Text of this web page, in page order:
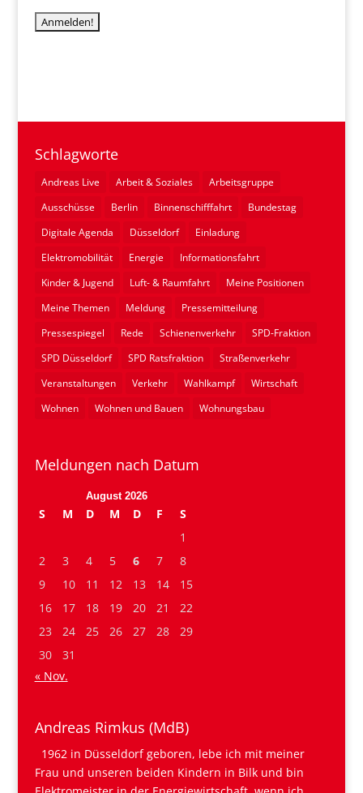
Schlagworte
Andreas Live Arbeit & Soziales
Arbeitsgruppe
Ausschüsse
Berlin Binnenschifffahrt
Bundestag
Digitale Agenda
Düsseldorf
Einladung
Elektromobilität
Energie
Informationsfahrt
Kinder & Jugend
Luft- & Raumfahrt
Meine Positionen
Meine Themen
Meldung
Pressemitteilung
Pressespiegel
Rede Schienenverkehr
SPD-Fraktion
SPD Düsseldorf
SPD Ratsfraktion
Straßenverkehr
Veranstaltungen
Verkehr Wahlkampf
Wirtschaft
Wohnen
Wohnen und Bauen Wohnungsbau
Meldungen nach Datum
August 2026
S M D M D F
S
1
2
3 4 5 6 7
8
9
10 11 12 13 14
15
16
17 18 19 20 21
22
23
24 25 26 27 28
29
30
31
« Nov.
Andreas Rimkus (MdB)
1962 in Düsseldorf geboren, lebe ich mit meiner
Frau und unseren beiden Kindern in Bilk und bin